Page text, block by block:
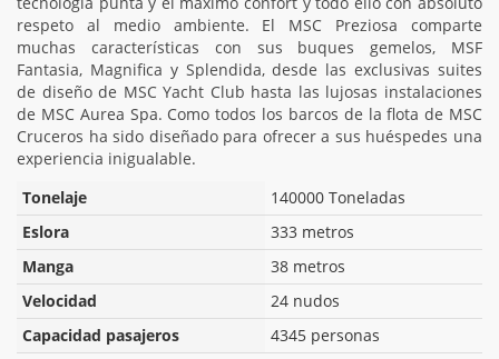
respeto al medio ambiente. El MSC Preziosa comparte
muchas características con sus buques gemelos, MSF
Fantasia, Magnifica y Splendida, desde las exclusivas suites
de diseño de MSC Yacht Club hasta las lujosas instalaciones
de MSC Aurea Spa. Como todos los barcos de la flota de MSC
Cruceros ha sido diseñado para ofrecer a sus huéspedes una
experiencia inigualable.
Tonelaje
140000 Toneladas
Eslora
333 metros
Manga
38 metros
Velocidad
24 nudos
Capacidad pasajeros
4345 personas